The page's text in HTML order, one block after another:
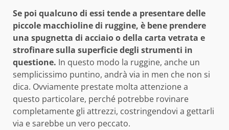
Se poi qualcuno di essi tende a presentare delle
piccole macchioline di ruggine, è bene prendere
una spugnetta di acciaio o della carta vetrata e
strofinare sulla superficie degli strumenti in
questione. In questo modo la ruggine, anche un
semplicissimo puntino, andrà via in men che non si
dica. Ovviamente prestate molta attenzione a
questo particolare, perché potrebbe rovinare
completamente gli attrezzi, costringendovi a gettarli
via e sarebbe un vero peccato.